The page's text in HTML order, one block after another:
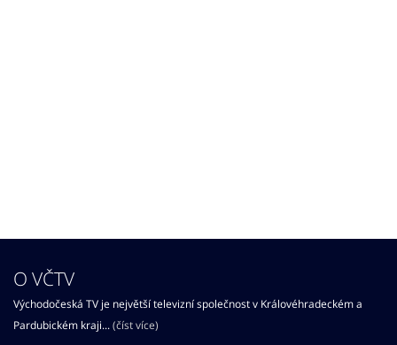
O VČTV
Východočeská TV je největší televizní společnost v Královéhradeckém a
Pardubickém kraji... (číst více)